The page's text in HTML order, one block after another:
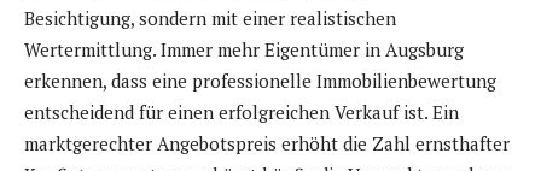
Besichtigung, sondern mit einer realistischen
Wertermittlung. Immer mehr Eigentümer in Augsburg
erkennen, dass eine professionelle Immobilienbewertung
entscheidend für einen erfolgreichen Verkauf ist. Ein
marktgerechter Angebotspreis erhöht die Zahl ernsthafter